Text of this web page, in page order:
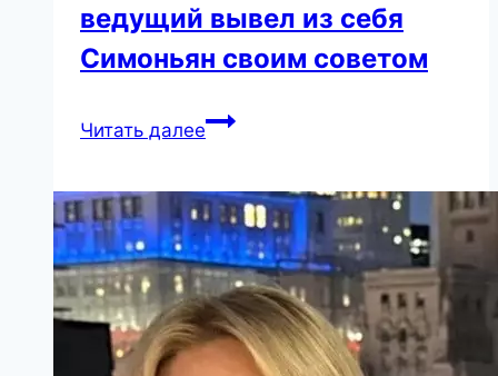
ведущий вывел из себя
Симоньян своим советом
Читать далее«Не
вы
очень
некрасивая.
Общайтесь
и
фотографируйтесь